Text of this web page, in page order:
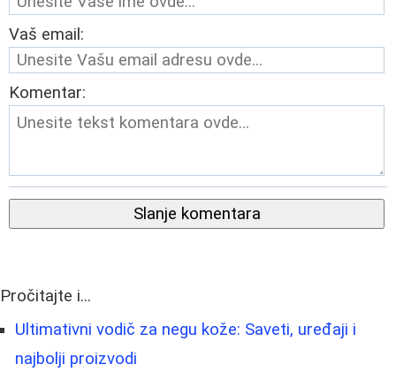
Vaš email:
Komentar:
Slanje komentara
Pročitajte i...
Ultimativni vodič za negu kože: Saveti, uređaji i
najbolji proizvodi